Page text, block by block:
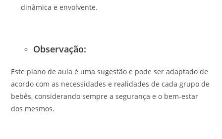
dinâmica e envolvente.
Observação:
Este plano de aula é uma sugestão e pode ser adaptado de
acordo com as necessidades e realidades de cada grupo de
bebês, considerando sempre a segurança e o bem-estar
dos mesmos.